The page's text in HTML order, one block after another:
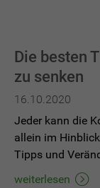
Die besten
zu senken
16.10.2020
Jeder kann die
allein im
Tipps und
weiterlesen